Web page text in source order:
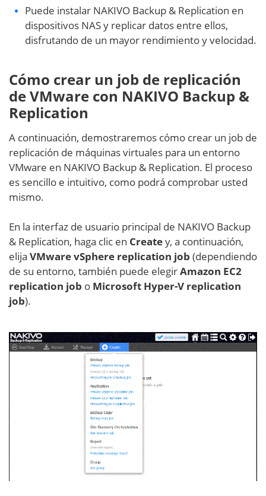
Puede instalar NAKIVO Backup & Replication en
dispositivos NAS y replicar datos entre ellos,
disfrutando de un mayor rendimiento y velocidad.
Cómo crear un job de replicación
de VMware con NAKIVO Backup &
Replication
A continuación, demostraremos cómo crear un job de
replicación de máquinas virtuales para un entorno
VMware en NAKIVO Backup & Replication. El proceso
es sencillo e intuitivo, como podrá comprobar usted
mismo.
En la interfaz de usuario principal de NAKIVO Backup
& Replication, haga clic en Createy, a continuación,
elija VMware vSphere replication job (dependiendo
de su entorno, también puede elegirAmazon EC2
replication job o Microsoft Hyper-V replication
job).